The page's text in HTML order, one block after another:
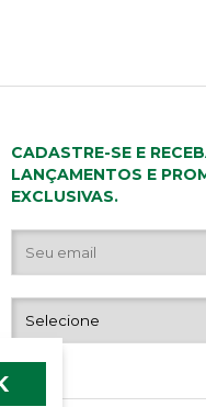
CADASTRE-SE E
LANÇAMENTOS E
EXCLUSIVAS.